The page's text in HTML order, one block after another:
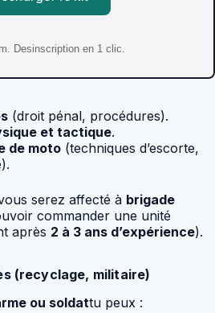
Desinscription en 1 clic.
(droit pénal, procédures).
et tactique.
de moto (techniques d’escorte,
serez affecté à brigade
commander une unité
après 2 à 3 ans d’expérience).
(recyclage, militaire)
ou soldattu peux :